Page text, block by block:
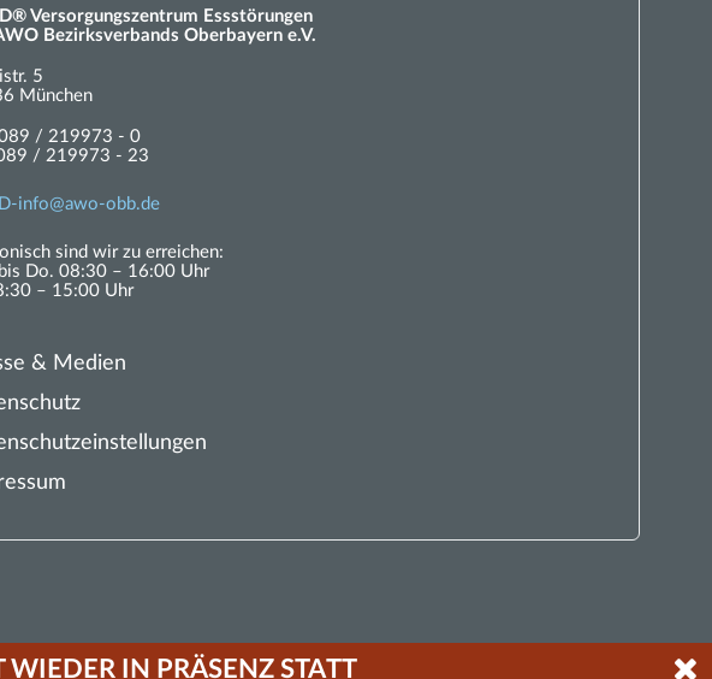
Versorgungszentrum Essstörungen
Bezirksverbands Oberbayern e.V.
5
München
/ 219973 - 0
/ 219973 - 23
nf w - bb d
sind wir zu erreichen:
Do. 08:30 – 16:00 Uhr
– 15:00 Uhr
& Medien
IN PRÄSENZ STATT